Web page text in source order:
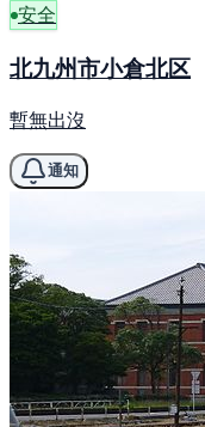
安全
北九州市小倉北区
暫無出沒
通知